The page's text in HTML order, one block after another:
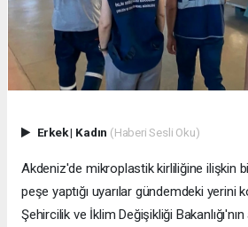
Erkek| Kadın (Haberi Sesli Oku)
Akdeniz'de mikroplastik kirliliğine ilişkin
peşe yaptığı uyarılar gündemdeki yerini
Şehircilik ve İklim Değişikliği